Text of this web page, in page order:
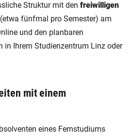
Struktur mit den freiwilligen
(etwa fünfmal pro Semester) am
und den planbaren
in Ihrem Studienzentrum Linz oder
mit einem
eines Fernstudiums